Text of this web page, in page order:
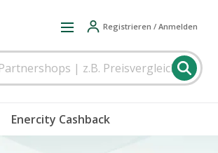
Registrieren / Anmelden
Enercity Cashback